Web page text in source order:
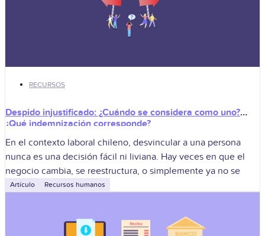
RECURSOS
Despido injustificado: ¿Cuándo se considera como uno?
¿Qué indemnización corresponde?
En el contexto laboral chileno, desvincular a una persona
nunca es una decisión fácil ni liviana. Hay veces en que el
negocio cambia, se reestructura, o simplemente ya no se
Artículo Recursos humanos